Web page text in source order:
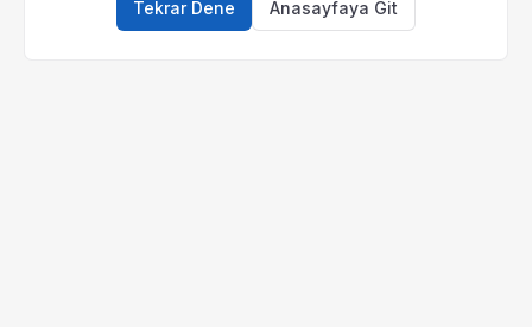
Tekrar Dene Anasayfaya Git